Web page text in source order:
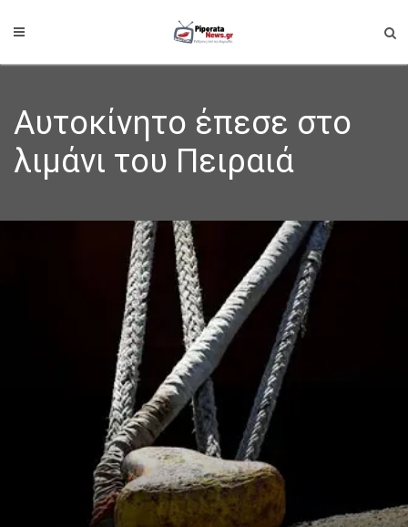
Αυτοκίνητο έπεσε στο
λιμάνι του Πειραιά